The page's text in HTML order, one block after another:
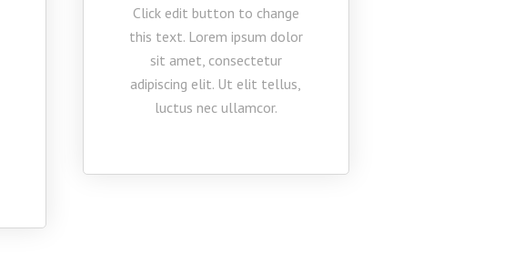
Click edit button to change
this text. Lorem ipsum dolor
sit amet, consectetur
adipiscing elit. Ut elit tellus,
luctus nec ullamcor.